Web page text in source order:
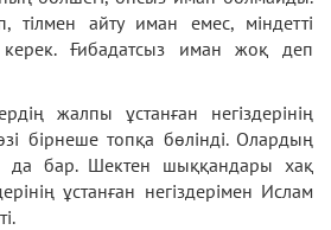
тілмен айту иман емес, міндетті
керек. Ғибадатсыз иман жоқ деп
жалпы ұстанған негіздерінің
бірнеше топқа бөлінді. Олардың
да бар. Шектен шыққандары хақ
ұстанған негіздерімен Ислам